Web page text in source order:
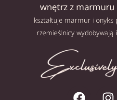
wnętrz z marmuru
kształtuje marmur i onyks
rzemieślnicy wydobywają